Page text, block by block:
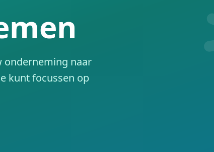
onderneming naar
kunt focussen op